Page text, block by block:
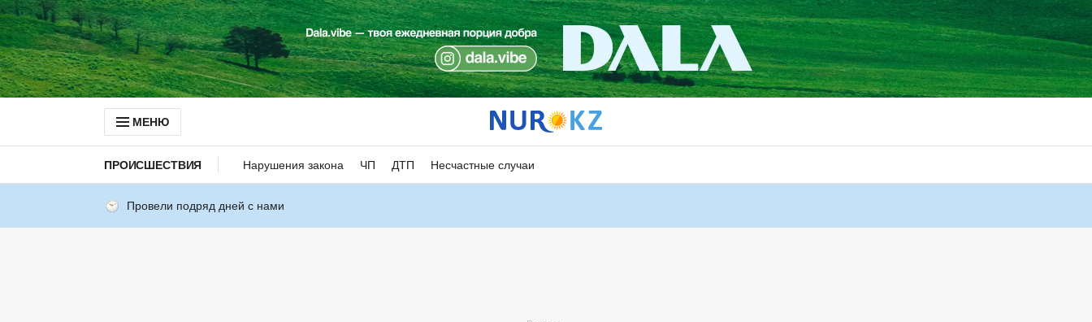
МЕНЮ
ПРОИСШЕСТВИЯ Нарушения закона ЧП ДТП Несчастные случаи
Провели подряд дней с нами